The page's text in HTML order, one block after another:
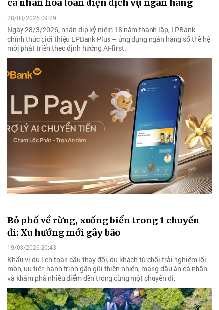
cá nhân hóa toàn diện dịch vụ ngân hàng
28/03/2026 09:09
Ngày 28/3/2026, nhân dịp kỷ niệm 18 năm thành lập, LPBank
chính thức giới thiệu LPBank Plus – ứng dụng ngân hàng số thế hệ
mới phát triển theo định hướng AI-first.
Bỏ phố về rừng, xuống biển trong 1 chuyến
đi: Xu hướng mới gây bão
19/03/2026 20:43
Khẩu vị du lịch toàn cầu thay đổi, du khách từ chối trải nghiệm lối
mòn, ưu tiên hành trình gần gũi thiên nhiên, mang dấu ấn cá nhân
và khám phá nhiều điểm đến trong cùng một chuyến đi.